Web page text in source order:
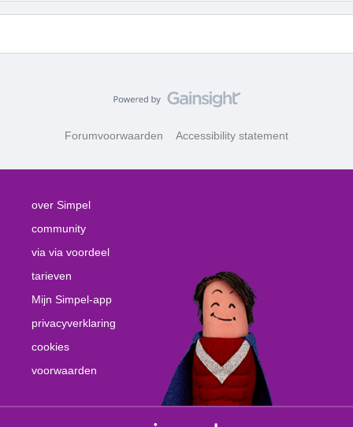
Forumvoorwaarden Accessibility statement
over Simpel
community
via via voordeel
tarieven
Mijn Simpel-app
privacyverklaring
cookies
voorwaarden